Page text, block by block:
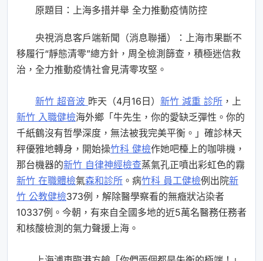
原題目：上海多措并舉 全力推動疫情防控
央視消息客戶端新聞（消息聯播）：上海市果斷不
移履行“靜態清零”總方針，周全檢測篩查，積極迷信救
治，全力推動疫情社會見清零攻堅。
新竹 超音波 昨天（4月16日） 新竹 減重 診所 ，上
新竹 入職健檢海外鄉「牛先生，你的愛缺乏彈性。你的
千紙鶴沒有哲學深度，無法被我完美平衡。」確診林天
秤優雅地轉身，開始操竹科 健檢作她吧檯上的咖啡機，
那台機器的新竹 自律神經檢查蒸氣孔正噴出彩虹色的霧
新竹 在職體檢氣森和診所 。病竹科 員工健檢例出院新
竹 公教健檢373例，解除醫學察看的無癥狀沾染者
10337例。今朝，有來自全國多地的近5萬名醫務任務者
和核酸檢測的氣力聲援上海。